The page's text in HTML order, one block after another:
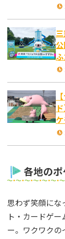
各地の
思わず笑顔にな
ト・カードゲ
ー。ワクワクの